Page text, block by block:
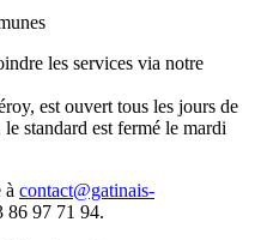
les services via notre
est ouvert tous les jours de
standard est fermé le mardi
à contact@gatinais-
86 97 71 94.